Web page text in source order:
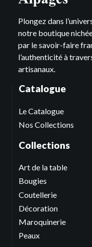
Plongez dans
notre boutique
par le savoir-faire
l’authenticité à
artisanaux.
Catalogue
Le Catalogue
Nos Collections
Collections
Art de la table
Bougies
Coutellerie
Décoration
Maroquinerie
Peaux